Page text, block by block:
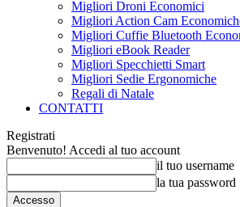
Migliori Droni Economici
Migliori Action Cam
Migliori Cuffie Bluetooth
Migliori eBook Reader
Migliori Specchietti Smart
Migliori Sedie Ergonomiche
Regali di Natale
CONTATTI
Registrati
Benvenuto! Accedi al tuo account
il tuo username
la tua password